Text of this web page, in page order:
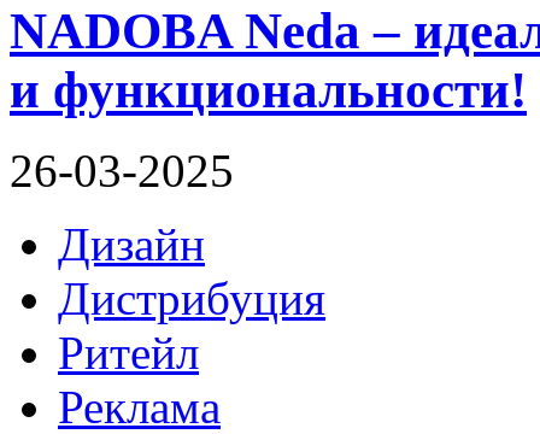
NADOBA Neda –
и функциональности!
26-03-2025
Дизайн
Дистрибуция
Ритейл
Реклама